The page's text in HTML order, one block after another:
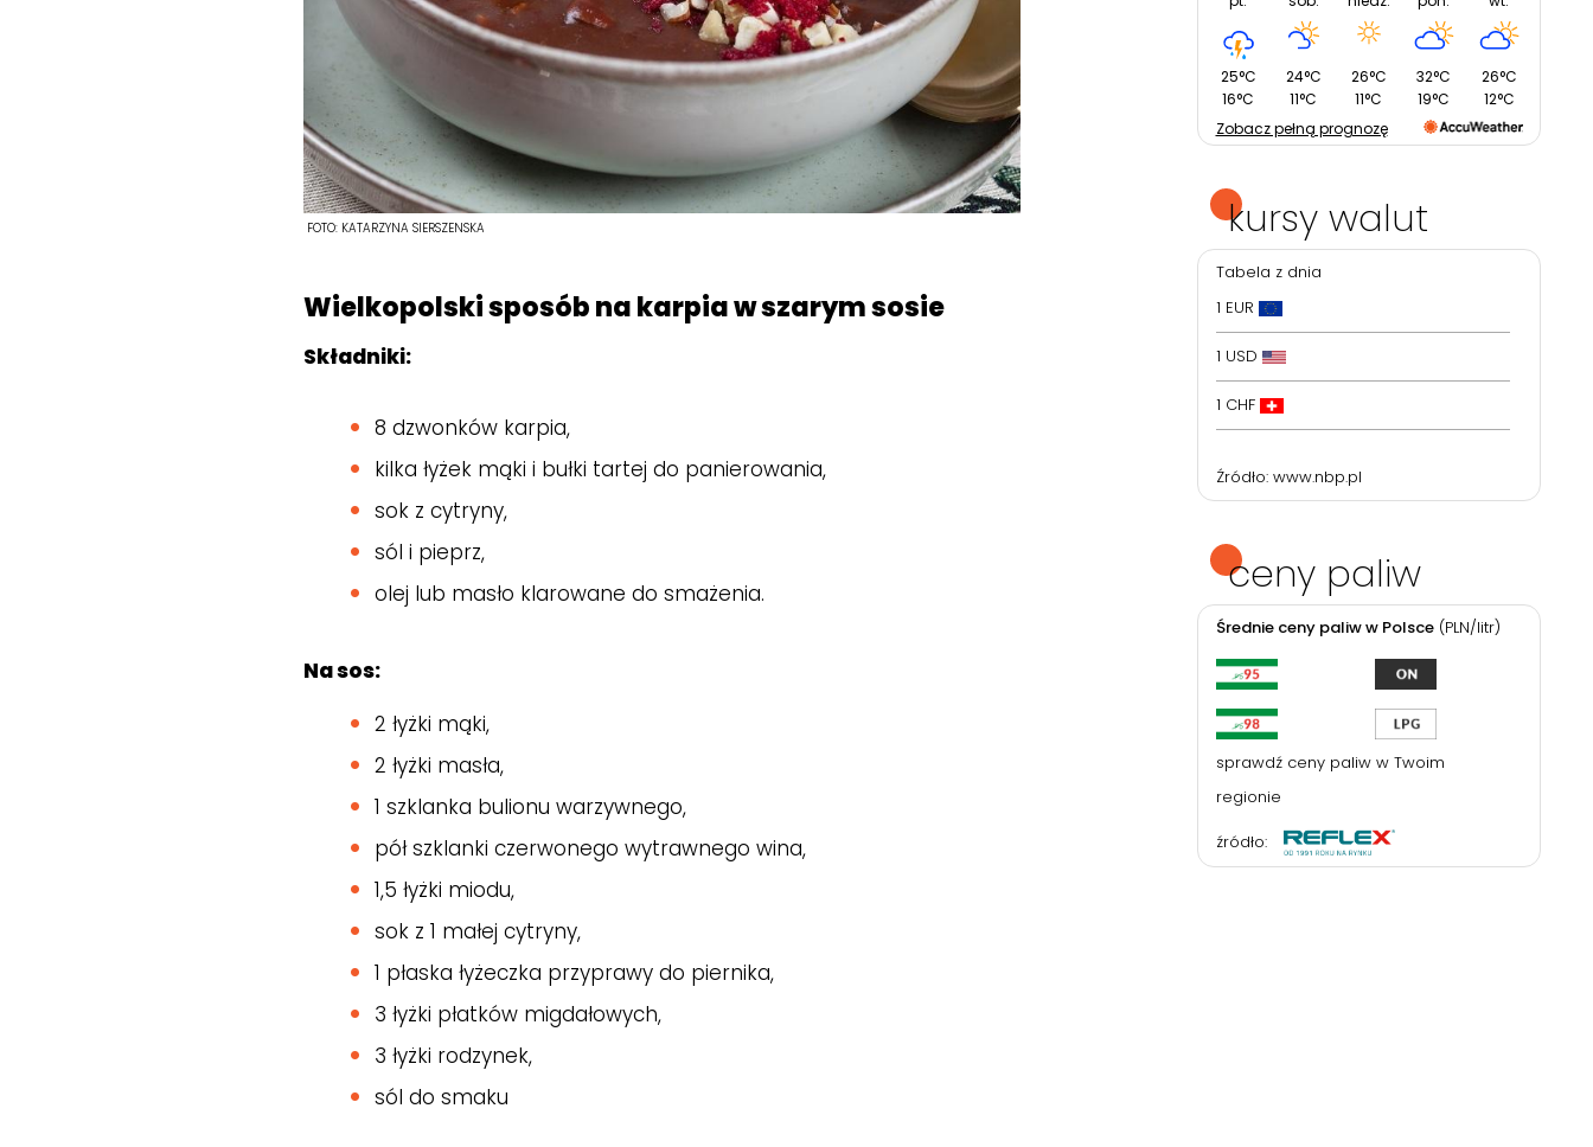
FOTO: KATARZYNA SIERSZENSKA
Wielkopolski sposób na karpia w szarym sosie
Składniki:
8 dzwonków karpia,
kilka łyżek mąki i bułki tartej do panierowania,
sok z cytryny,
sól i pieprz,
olej lub masło klarowane do smażenia.
Na sos:
2 łyżki mąki,
2 łyżki masła,
1 szklanka bulionu warzywnego,
pół szklanki czerwonego wytrawnego wina,
1,5 łyżki miodu,
sok z 1 małej cytryny,
1 płaska łyżeczka przyprawy do piernika,
3 łyżki płatków migdałowych,
3 łyżki rodzynek,
sól do smaku
25°C
16°C
24°C
11°C
26°C
11°C
32°C
19°C
26°C
12°C
Zobacz pełną prognozę
ceny paliw
Średnie ceny paliw w Polsce(PLN/litr)
sprawdź ceny paliw w Twoim
regionie
źródło:
kursy walut
Tabela z dnia
1 EUR
1 USD
1 CHF
Źródło: www.nbp.pl